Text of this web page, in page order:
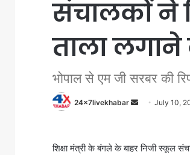
संचालकों ने
ताला
भोपाल से एम जी सरबर की
24x7livekhabar
SendJuly 10,
शिक्षा मंत्री के बंगले के बाहर निजी स्कूल